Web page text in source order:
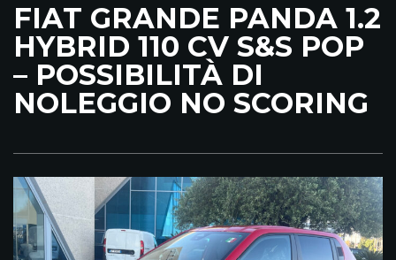
FIAT GRANDE PANDA 1.2
HYBRID 110 CV S&S POP
– POSSIBILITÀ DI
NOLEGGIO NO SCORING